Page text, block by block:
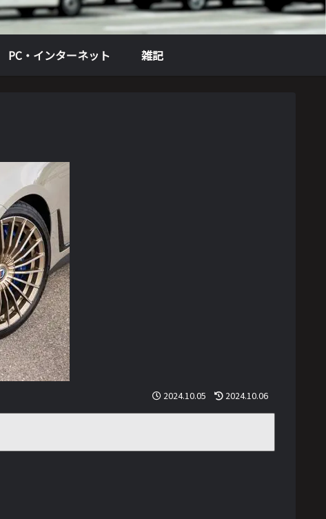
PC・インターネット 雑記
2024.10.05 2024.10.06